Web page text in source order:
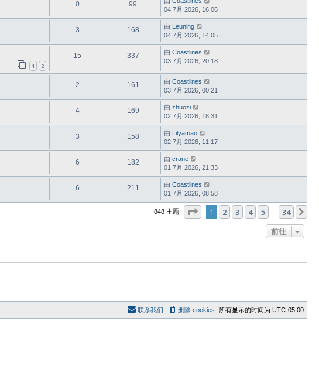
0 99
04 7月 2026, 16:06
3 168 由 Leuning
04 7月 2026, 14:05
1 2
15 337 由 Coastlines
03 7月 2026, 20:18
2 161 由 Coastlines
03 7月 2026, 00:21
4 169 由 zhuozi
02 7月 2026, 18:31
3 158 由 Lilyamao
02 7月 2026, 11:17
6 182 由 crane
01 7月 2026, 21:33
6 211 由 Coastlines
01 7月 2026, 08:58
848 主题 分页： 1 34
1 2 3 4 5 34
前往
所有显示的时间为 UTC-05:00
删除 cookies
联系我们